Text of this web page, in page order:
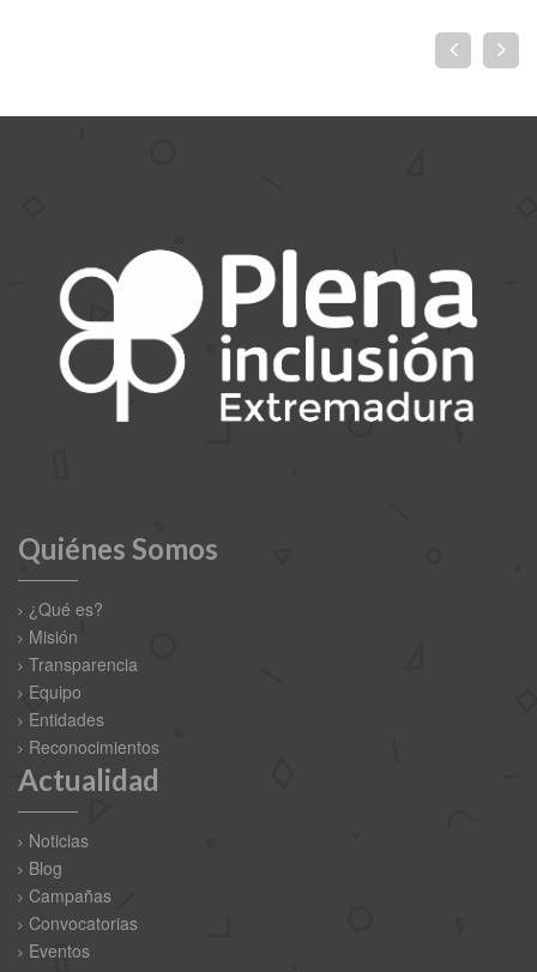
Quiénes Somos
¿Qué es?
Misión
Transparencia
Equipo
Entidades
Reconocimientos
Actualidad
Noticias
Blog
Campañas
Convocatorias
Eventos